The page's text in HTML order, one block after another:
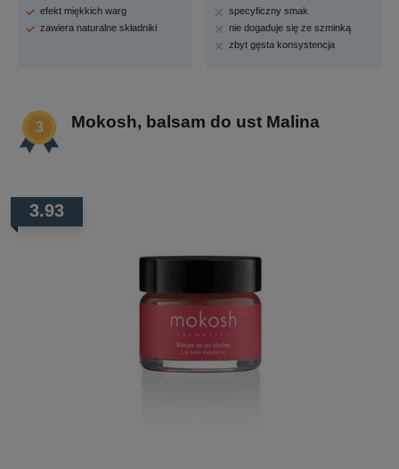
efekt miękkich warg
zawiera naturalne składniki
specyficzny smak
nie dogaduje się ze szminką
zbyt gęsta konsystencja
Mokosh, balsam do ust Malina
3.93